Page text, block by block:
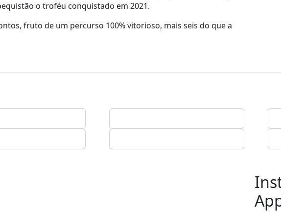
o troféu conquistado em 2021.
fruto de um percurso 100% vitorioso, mais seis do que a